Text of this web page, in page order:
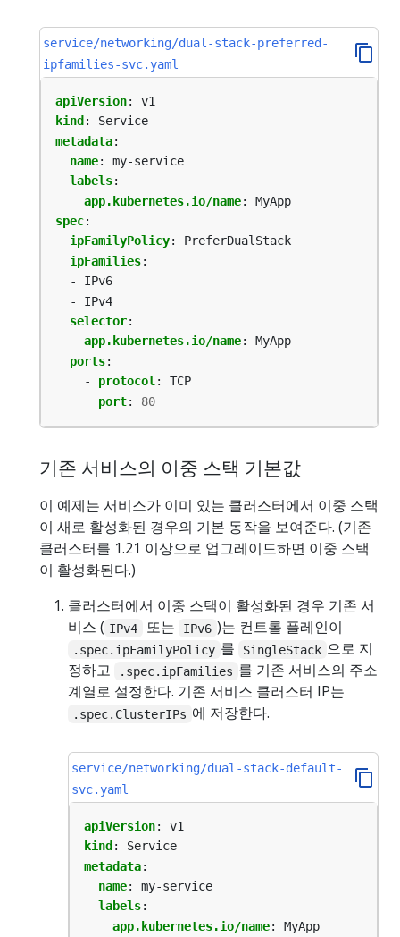
service/networking/dual-stack-preferred-
ipfamilies-svc.yaml
apiVersion:
v1
kind :
Service
metadata:
name:
my-service
labels:
app.kubernetes.io/name:
MyApp
spec:
ipFamilyPolicy:
PreferDualStack
ipFamilies:
- IPv6
- IPv4
selector:
app.kubernetes.io/name:
MyApp
ports:
- protocol:
TCP
port: 80
기존 서비스의 이중 스택 기본값
이 예제는 서비스가 이미 있는 클러스터에서 이중 스택
이 새로 활성화된 경우의 기본 동작을 보여준다. (기존
클러스터를 1.21 이상으로 업그레이드하면 이중 스택
이 활성화된다.)
클러스터에서 이중 스택이 활성화된 경우 기존 서
비스 ( IPv4 또는 IPv6 )는 컨트롤 플레인이
.spec.ipFamilyPolicy 를 SingleStack 으로 지
정하고
.spec.ipFamilies 를 기존 서비스의 주소
계열로 설정한다. 기존 서비스 클러스터 IP는
.spec.ClusterIPs 에 저장한다.
service/networking/dual-stack-default-
svc.yaml
apiVersion:
v1
kind :
Service
metadata:
name:
my-service
labels:
app.kubernetes.io/name:
MyApp